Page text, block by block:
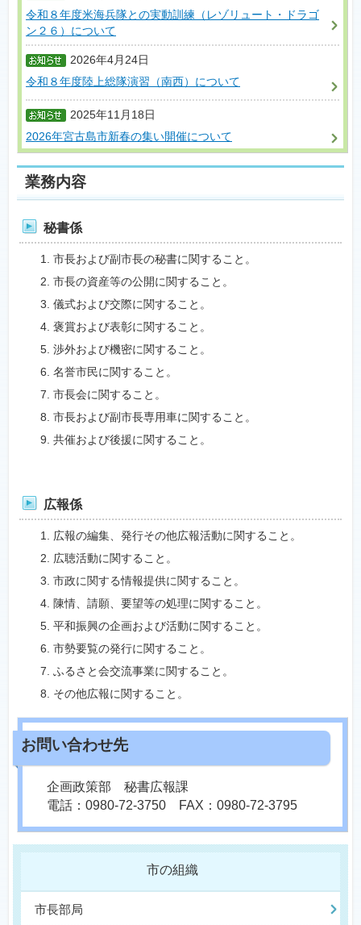
令和８年度米海兵隊との実動訓練（レゾリュート・ドラゴ
ン２６）について
2026年4月24日
令和８年度陸上総隊演習（南西）について
2025年11月18日
2026年宮古島市新春の集い開催について
業務内容
秘書係
市長および副市長の秘書に関すること。
市長の資産等の公開に関すること。
儀式および交際に関すること。
褒賞および表彰に関すること。
渉外および機密に関すること。
名誉市民に関すること。
市長会に関すること。
市長および副市長専用車に関すること。
共催および後援に関すること。
広報係
広報の編集、発行その他広報活動に関すること。
広聴活動に関すること。
市政に関する情報提供に関すること。
陳情、請願、要望等の処理に関すること。
平和振興の企画および活動に関すること。
市勢要覧の発行に関すること。
ふるさと会交流事業に関すること。
その他広報に関すること。
企画政策部 秘書広報課
電話：0980-72-3750 FAX：0980-72-3795
市の組織
市長部局